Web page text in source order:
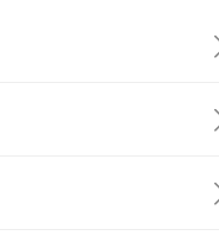
LOVE-LETTER
DAZZLING-
CERAMIC-